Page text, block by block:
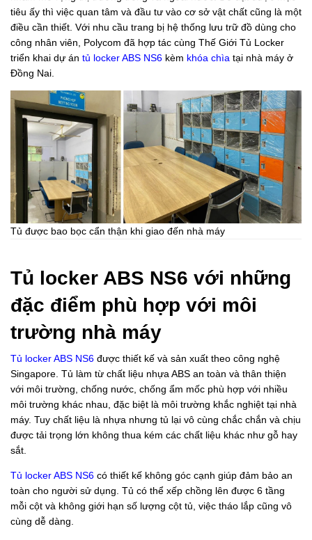
tiêu ấy thì việc quan tâm và đầu tư vào cơ sở vật chất cũng là một
điều cần thiết. Với nhu cầu trang bị hệ thống lưu trữ đồ dùng cho
công nhân viên, Polycom đã hợp tác cùng Thế Giới Tủ Locker
triển khai dự án tủ locker ABS NS6 kèm khóa chìa tại nhà máy ở
Đồng Nai.
Tủ được bao bọc cẩn thận khi giao đến nhà máy
Tủ locker ABS NS6 với những
đặc điểm phù hợp với môi
trường nhà máy
Tủ locker ABS NS6 được thiết kế và sản xuất theo công nghệ
Singapore. Tủ làm từ chất liệu nhựa ABS an toàn và thân thiện
với môi trường, chống nước, chống ẩm mốc phù hợp với nhiều
môi trường khác nhau, đặc biệt là môi trường khắc nghiệt tại nhà
máy. Tuy chất liệu là nhựa nhưng tủ lại vô cùng chắc chắn và chịu
được tải trọng lớn không thua kém các chất liệu khác như gỗ hay
sắt.
Tủ locker ABS NS6 có thiết kế không góc cạnh giúp đảm bảo an
toàn cho người sử dụng. Tủ có thể xếp chồng lên được 6 tầng
mỗi cột và không giới hạn số lượng cột tủ, việc tháo lắp cũng vô
cùng dễ dàng.